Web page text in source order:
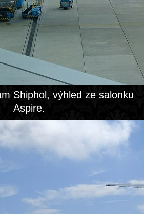
Shiphol, výhled ze salonku
Aspire.